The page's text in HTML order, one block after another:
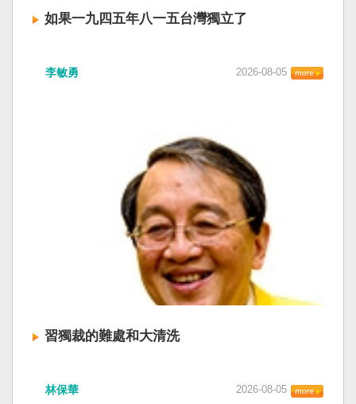
如果一九四五年八一五台灣獨立了
李敏勇 2026-08-05
習獨裁的難處和大清洗
林保華 2026-08-05